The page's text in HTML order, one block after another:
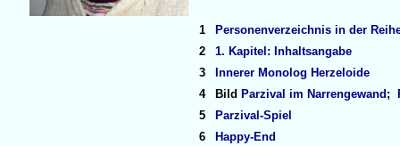
1
Personenverzeichnis in der
2
1. Kapitel: Inhaltsangabe
3
Innerer Monolog Herzeloide
4
Bild Parzival im Narrengewand ;
5
Parzival-Spiel
6
Happy-End